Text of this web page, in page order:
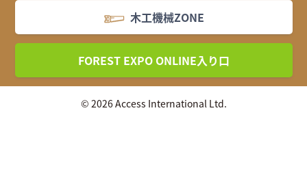
木工機械ZONE
FOREST EXPO ONLINE入り口
© 2026 Access International Ltd.